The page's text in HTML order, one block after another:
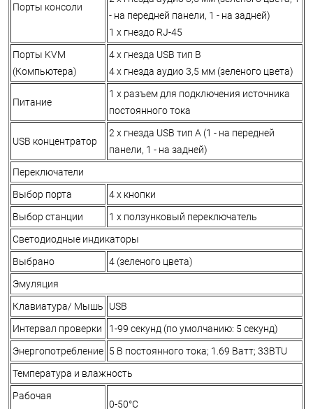
Порты консоли
- на передней панели, 1 - на задней)
1 x гнездо RJ-45
Порты KVM
(Компьютера)
4 x гнезда USB тип B
4 x гнезда аудио 3,5 мм (зеленого цвета)
Питание
1 x разъем для подключения источника
постоянного тока
USB концентратор
2 x гнезда USB тип А (1 - на передней
панели, 1 - на задней)
Переключатели
Выбор порта
4 x кнопки
Выбор станции
1 x ползунковый переключатель
Светодиодные индикаторы
Выбрано
4 (зеленого цвета)
Эмуляция
Клавиатура/ Мышь
USB
Интервал проверки
1-99 секунд (по умолчанию: 5 секунд)
Энергопотребление 5 В постоянного тока; 1.69 Ватт; 33BTU
Температура и влажность
Рабочая
0-50°C